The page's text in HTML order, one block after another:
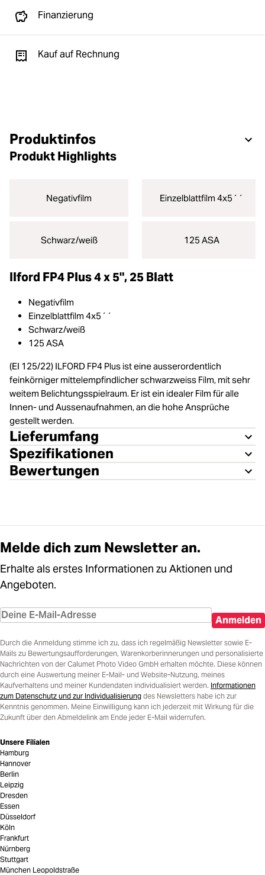
Finanzierung
Kauf auf Rechnung
Produktinfos
Produkt Highlights
Negativfilm Einzelblattfilm 4x5´´
Schwarz/weiß 125 ASA
Ilford FP4 Plus 4 x 5", 25 Blatt
Negativfilm
Einzelblattfilm 4x5´´
Schwarz/weiß
125 ASA
(EI 125/22) ILFORD FP4 Plus ist eine ausserordentlich
feinkörniger mittelempfindlicher schwarzweiss Film, mit sehr
weitem Belichtungsspielraum. Er ist ein idealer Film für alle
Innen- und Aussenaufnahmen, an die hohe Ansprüche
gestellt werden.
Lieferumfang
Spezifikationen
Bewertungen
Melde dich zum Newsletter an.
Erhalte als erstes Informationen zu Aktionen und
Angeboten.
Anmelden
Durch die Anmeldung stimme ich zu, dass ich regelmäßig Newsletter sowie E-
Mails zu Bewertungsaufforderungen, Warenkorberinnerungen und personalisierte
Nachrichten von der Calumet Photo Video GmbH erhalten möchte. Diese können
durch eine Auswertung meiner E-Mail- und Website-Nutzung, meines
Kaufverhaltens und meiner Kundendaten individualisiert werden. Informationen
zum Datenschutz und zur Individualisierung des Newsletters habe ich zur
Kenntnis genommen. Meine Einwilligung kann ich jederzeit mit Wirkung für die
Zukunft über den Abmeldelink am Ende jeder E-Mail widerrufen.
Unsere Filialen
Hamburg
Hannover
Berlin
Leipzig
Dresden
Essen
Düsseldorf
Köln
Frankfurt
Nürnberg
Stuttgart
München Leopoldstraße